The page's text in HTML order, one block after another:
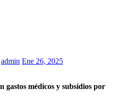
admin Ene 26, 2025